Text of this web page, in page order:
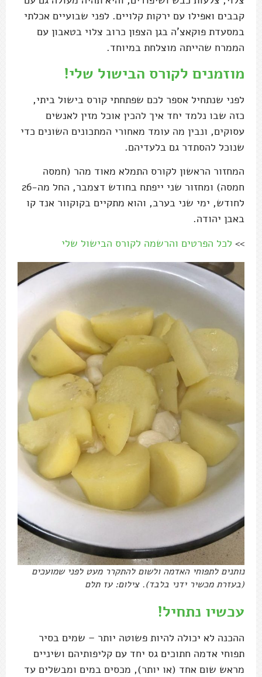
קבבים ואפילו עם ירקות קלויים. לפני שבועיים אכלתי
במסעדת פוקאצ'ה בגן הצפון כרוב צלוי בטאבון עם
הממרח שהייתה מוצלחת במיוחד.
מוזמנים לקורס הבישול שלי!
לפני שנתחיל אספר לכם שפתחתי קורס בישול ביתי,
כזה שבו נלמד יחד איך להכין אוכל מזין לאנשים
עסוקים, ונבין מה עומד מאחורי המתכונים השונים כדי
שנוכל להסתדר גם בלעדיהם.
המחזור הראשון לקורס התמלא מאוד מהר (חמסה
חמסה) ומחזור שני ייפתח בחודש דצמבר, החל מה-26
לחודש, ימי שני בערב, והוא מתקיים בקוקוור אנד קו
באבן יהודה.
>> לכל הפרטים והרשמה לקורס הבישול שלי
נותנים לתפוחי האדמה ולשום להתקרר מעט לפני שמועכים
(בעזרת מכשיר ידני בלבד). צילום: עז תלם
עכשיו נתחיל!
ההכנה לא יכולה להיות פשוטה יותר – שמים בסיר
תפוחי אדמה חתוכים גס יחד עם קליפותיהם ושיניים
מראש שום אחד (או יותר), מכסים במים ומבשלים עד